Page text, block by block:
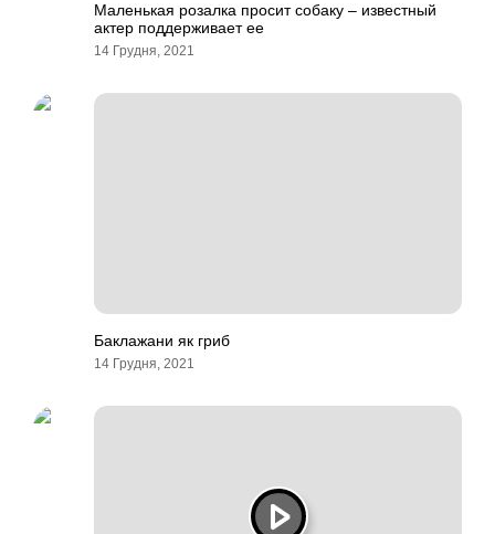
Маленькая розалка просит собаку – известный
актер поддерживает ее
14 Грудня, 2021
Баклажани як гриб
14 Грудня, 2021